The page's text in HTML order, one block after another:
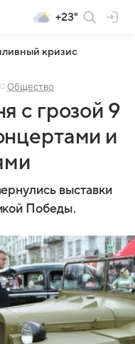
+23°
кризис
Общество
с грозой 9
и
выставки
Победы.